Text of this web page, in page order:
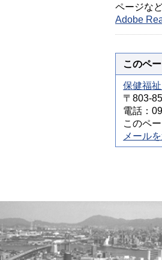
ページな
Adobe
このペ
保健福
〒803-
電話：
このペ
メール